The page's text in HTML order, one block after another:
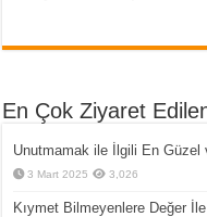
En Çok Ziyaret
Unutmamak ile İlgili En Güzel
3 Mart 2025 3,026
Kıymet Bilmeyenlere Değer